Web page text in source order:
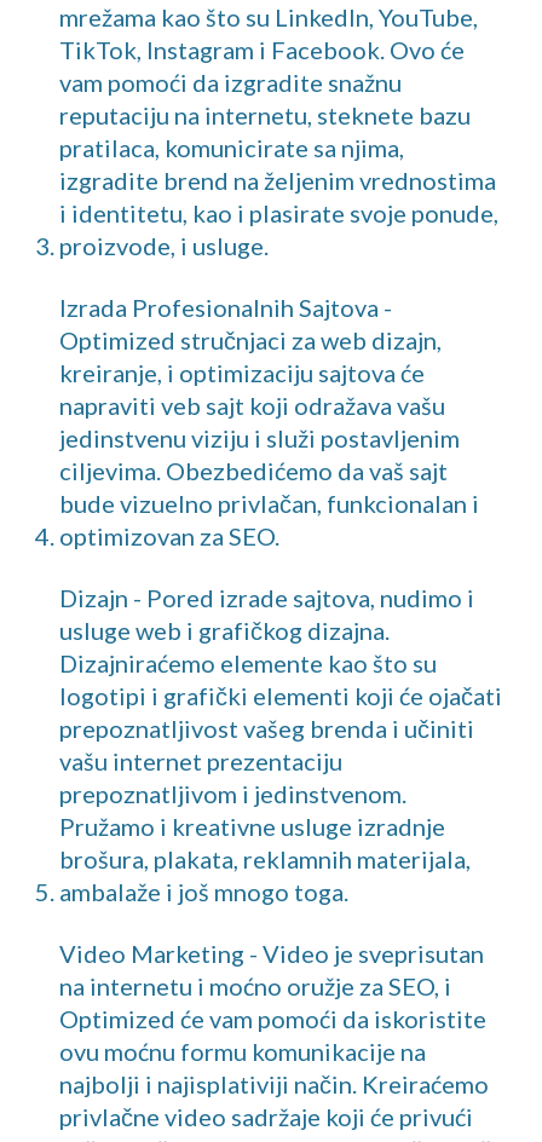
mrežama kao što su LinkedIn, YouTube,
TikTok, Instagram i Facebook. Ovo će
vam pomoći da izgradite snažnu
reputaciju na internetu, steknete bazu
pratilaca, komunicirate sa njima,
izgradite brend na željenim vrednostima
i identitetu, kao i plasirate svoje ponude,
proizvode, i usluge.
Izrada Profesionalnih Sajtova -
Optimized stručnjaci za web dizajn,
kreiranje, i optimizaciju sajtova će
napraviti veb sajt koji odražava vašu
jedinstvenu viziju i služi postavljenim
ciljevima. Obezbedićemo da vaš sajt
bude vizuelno privlačan, funkcionalan i
optimizovan za SEO.
Dizajn - Pored izrade sajtova, nudimo i
usluge web i grafičkog dizajna.
Dizajniraćemo elemente kao što su
logotipi i grafički elementi koji će ojačati
prepoznatljivost vašeg brenda i učiniti
vašu internet prezentaciju
prepoznatljivom i jedinstvenom.
Pružamo i kreativne usluge izradnje
brošura, plakata, reklamnih materijala,
ambalaže i još mnogo toga.
Video Marketing - Video je sveprisutan
na internetu i moćno oružje za SEO, i
Optimized će vam pomoći da iskoristite
ovu moćnu formu komunikacije na
najbolji i najisplativiji način. Kreiraćemo
privlačne video sadržaje koji će privući